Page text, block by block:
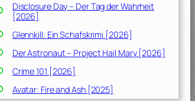
Disclosure Day – Der Tag der Wahrheit
[2026]
Glennkill: Ein Schafskrimi [2026]
Der Astronaut – Project Hail Mary [2026]
Crime 101 [2026]
Avatar: Fire and Ash [2025]